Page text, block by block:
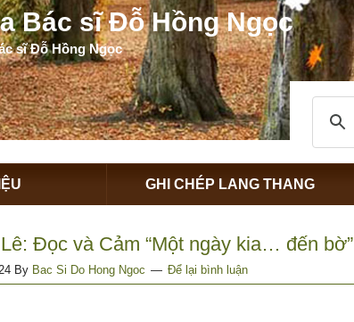
Bác sĩ Đỗ Hồng Ngọc
sĩ Đỗ Hồng Ngọc
GHI CHÉP LANG THANG
Đọc và Cảm “Một ngày kia… đến bờ”
By Bac Si Do Hong Ngoc Để lại bình luận